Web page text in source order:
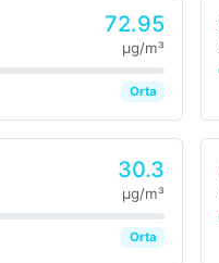
72.95
μg/m³
Orta
30.3
μg/m³
Orta